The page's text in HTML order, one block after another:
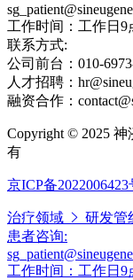
工作时间：工作日9
联系方式:
公司前台：010-
人才招聘：
融资合作：
Copyright © 2025
有
京ICP备2022006423
治疗领域 研发管
患者咨询:
工作时间：工作日9